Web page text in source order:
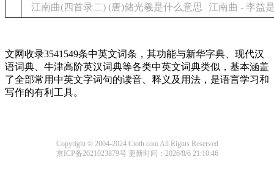
江南曲(四首录二) (唐)储光羲是什么意思
江南曲 - 李益
文网收录3541549条中英文词条，其功能与新华字典、现代汉
语词典、牛津高阶英汉词典等各类中英文词典类似，基本涵盖
了全部常用中英文字词句的读音、释义及用法，是语言学习和
写作的有利工具。
Copyright © 2004-2024 Ctoth.com All Rights Reserved
京ICP备2021023879号 更新时间：2026/8/6 21:10:46